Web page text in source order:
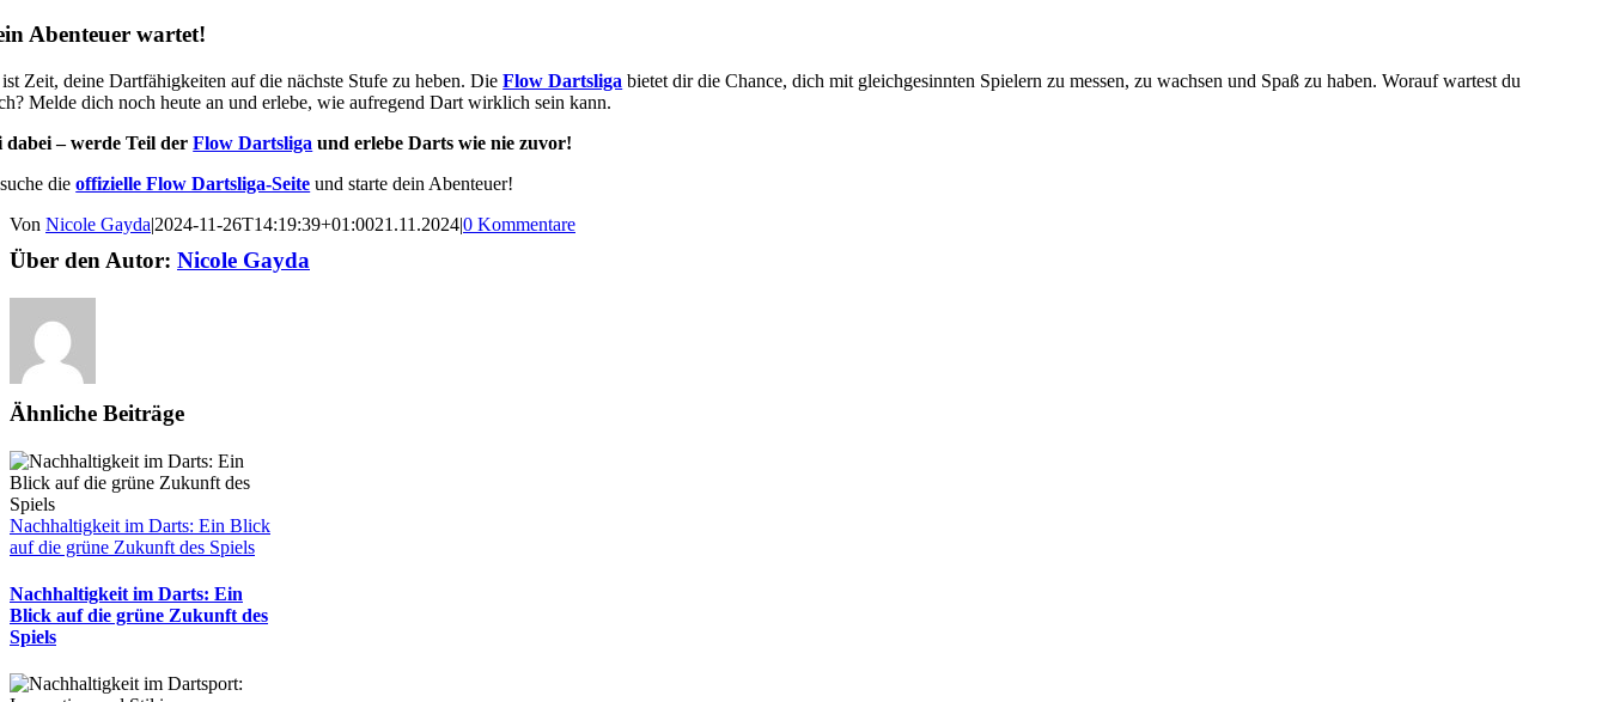
Abenteuer wartet!
ist Zeit, deine Dartfähigkeiten auf die nächste Stufe zu heben. DieFlow Dartsliga bietet dir die Chance, dich mit gleichgesinnten Spielern zu messen, zu wachsen und Spaß zu haben. Worauf wartest du
Melde dich noch heute an und erlebe, wie aufregend Dart wirklich sein kann.
dabei – werde Teil derFlow Dartsliga und erlebe Darts wie nie zuvor!
die offizielle Flow Dartsliga-Seite und starte dein Abenteuer!
Von Nicole Gayda|2024-11-26T14:19:39+01:0021.11.2024|0 Kommentare
Über den Autor: Nicole Gayda
Ähnliche Beiträge
Nachhaltigkeit im Darts: Ein Blick
auf die grüne Zukunft des Spiels
Nachhaltigkeit im Darts: Ein
Blick auf die grüne Zukunft des
Spiels